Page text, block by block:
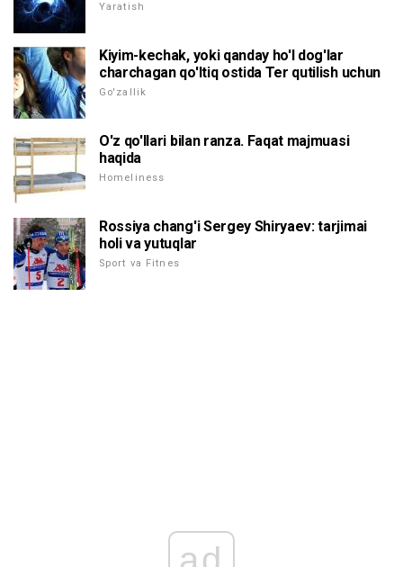
Yaratish
Kiyim-kechak, yoki qanday ho'l dog'lar
charchagan qo'ltiq ostida Ter qutilish uchun
Go'zallik
O'z qo'llari bilan ranza. Faqat majmuasi
haqida
Homeliness
Rossiya chang'i Sergey Shiryaev: tarjimai
holi va yutuqlar
Sport va Fitnes